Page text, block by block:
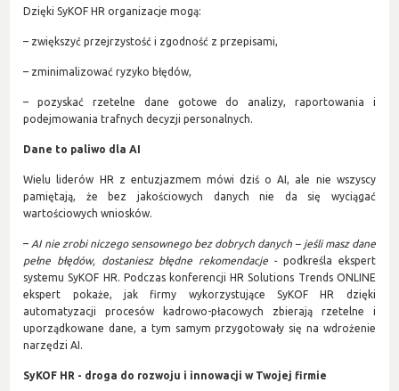
Dzięki SyKOF HR organizacje mogą:
– zwiększyć przejrzystość i zgodność z przepisami,
– zminimalizować ryzyko błędów,
– pozyskać rzetelne dane gotowe do analizy, raportowania i
podejmowania trafnych decyzji personalnych.
Dane to paliwo dla AI
Wielu liderów HR z entuzjazmem mówi dziś o AI, ale nie wszyscy
pamiętają, że bez jakościowych danych nie da się wyciągać
wartościowych wniosków.
– AI nie zrobi niczego sensownego bez dobrych danych – jeśli masz dane
pełne błędów, dostaniesz błędne rekomendacje -podkreśla ekspert
systemu SyKOF HR. Podczas konferencji HR Solutions Trends ONLINE
ekspert pokaże, jak firmy wykorzystujące SyKOF HR dzięki
automatyzacji procesów kadrowo-płacowych zbierają rzetelne i
uporządkowane dane, a tym samym przygotowały się na wdrożenie
narzędzi AI.
SyKOF HR - droga do rozwoju i innowacji w Twojej firmie